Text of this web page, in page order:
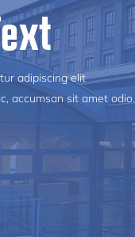
adipiscing elit
accumsan sit amet odio.